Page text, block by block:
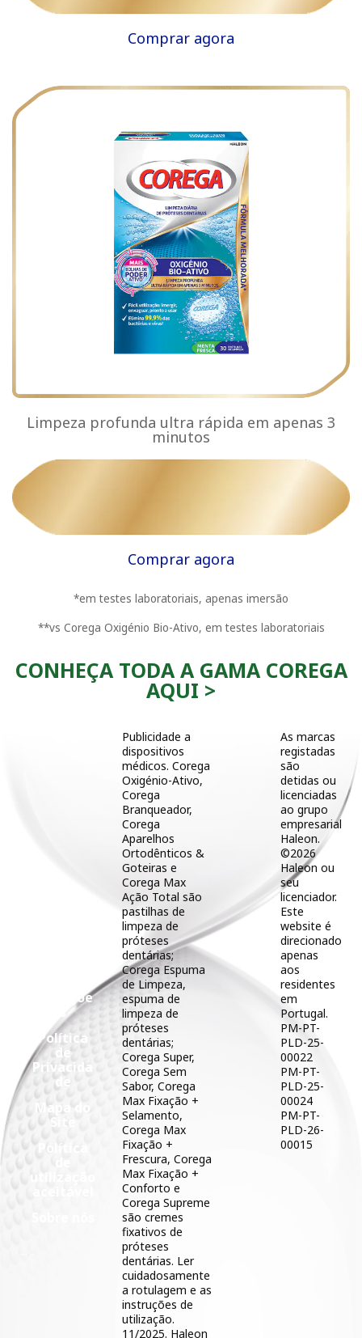
Comprar agora
Limpeza profunda ultra rápida em apenas 3
minutos
Comprar agora
*em testes laboratoriais, apenas imersão
**vs Corega Oxigénio Bio-Ativo, em testes laboratoriais
CONHEÇA TODA A GAMA COREGA
AQUI >
Condiçõe
Política
de
Privacida
de
Mapa do
Site
Publicidade a
dispositivos
médicos. Corega
Oxigénio-Ativo,
Corega
Branqueador,
Corega
Aparelhos
Ortodênticos &
Goteiras e
Corega Max
Ação Total são
pastilhas de
limpeza de
próteses
dentárias;
Corega Espuma
de Limpeza,
espuma de
limpeza de
próteses
dentárias;
Corega Super,
Corega Sem
Sabor, Corega
Max Fixação +
Selamento,
Corega Max
Fixação +
Frescura, Corega
Max Fixação +
Conforto e
Corega Supreme
são cremes
fixativos de
próteses
dentárias. Ler
cuidadosamente
a rotulagem e as
instruções de
utilização.
11/2025. Haleon
As marcas
registadas
são
detidas ou
licenciadas
ao grupo
empresarial
Haleon.
©2026
Haleon ou
seu
licenciador.
Este
website é
direcionado
apenas
aos
residentes
em
Portugal.
PM-PT-
PLD-25-
00022
PM-PT-
PLD-25-
00024
PM-PT-
PLD-26-
00015